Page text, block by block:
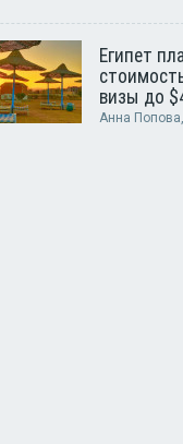
Египет
визы до
Анна Попова